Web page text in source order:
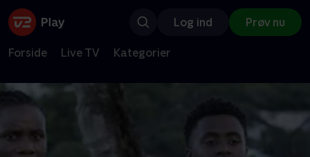
Log ind Prøv nu
Forside Live TV Kategorier